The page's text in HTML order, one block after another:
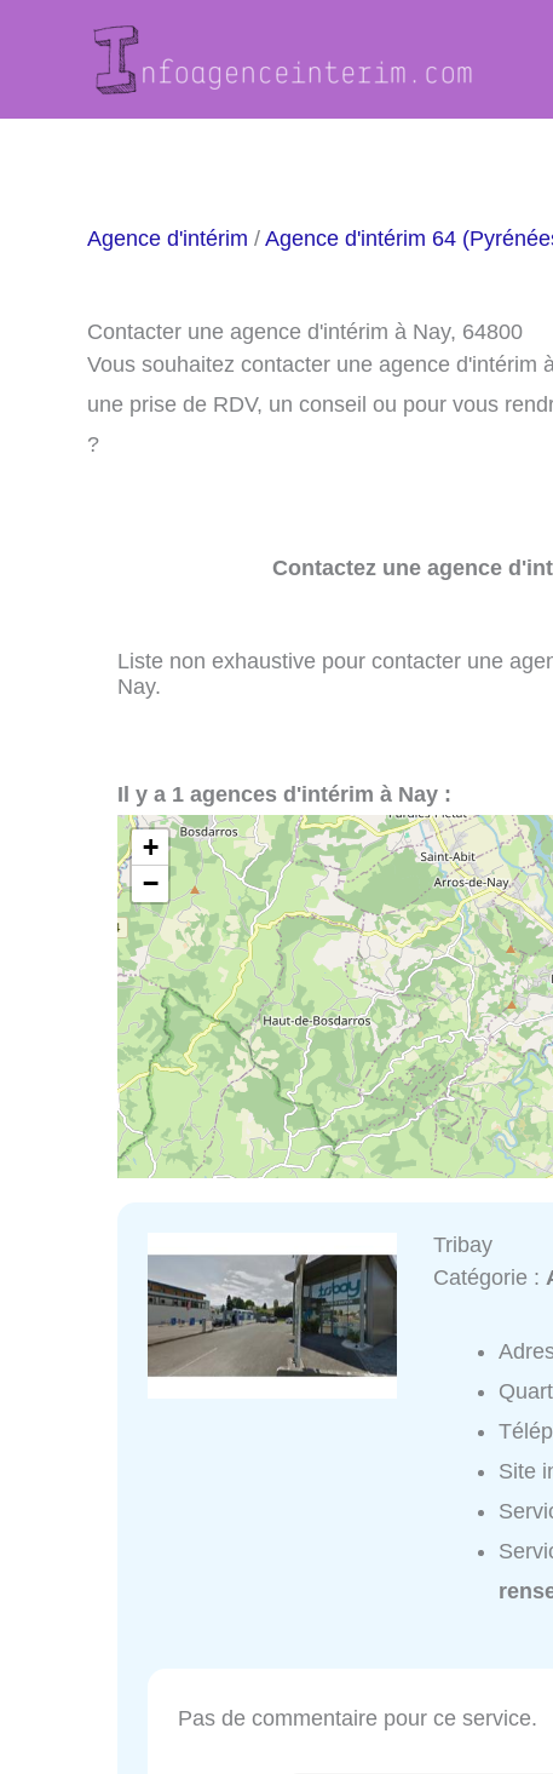
Agence d'intérim / Agence d'intérim 64
Contacter une agence d'intérim à Nay, 64800
Vous souhaitez contacter une agence d'intérim
une prise de RDV, un conseil ou pour vous
?
Contactez une agence
Liste non exhaustive pour contacter une
Nay.
Il y a 1 agences d'intérim à Nay :
+
−
Tribay
Catégorie :
Site
Pas de commentaire pour ce service.